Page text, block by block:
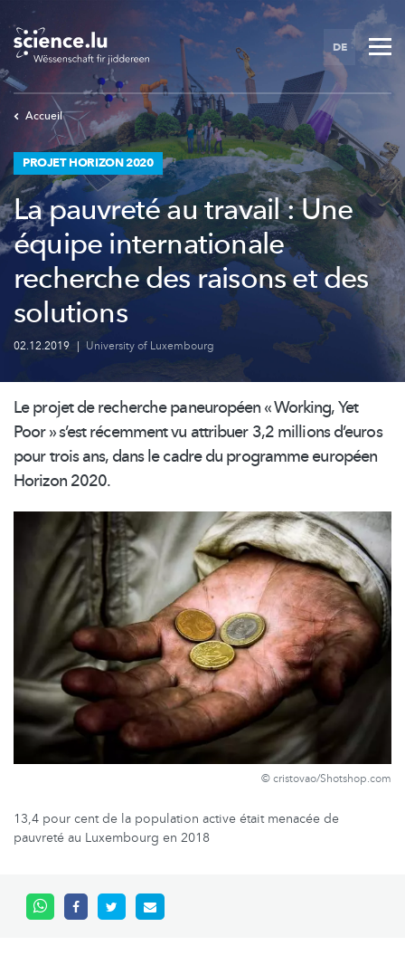
to
main
content
DE
Accueil
PROJET HORIZON 2020
La pauvreté au travail : Une
équipe internationale
recherche des raisons et des
solutions
02.12.2019 | University of Luxembourg
Le projet de recherche paneuropéen « Working, Yet
Poor » s’est récemment vu attribuer 3,2 millions d’euros
pour trois ans, dans le cadre du programme européen
Horizon 2020.
© cristovao/Shotshop.com
13,4 pour cent de la population active était menacée de
pauvreté au Luxembourg en 2018